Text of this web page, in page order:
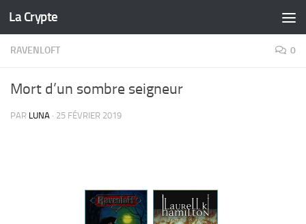
Skip to content
La Crypte
RAVENLOFT 0
Mort d’un sombre seigneur
PAR LUNA · 25 FÉVRIER 2019